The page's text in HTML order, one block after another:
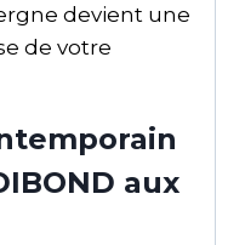
devient une
de votre
aux